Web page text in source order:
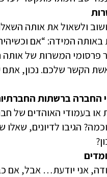
ולשאול את אותה
המידה: “אם
פרסומי המשרות של
הקשר שלכם. נכון,
החברה ברשתות
או בעמודי האוהדים
הגיבו לדיונים,
אני יודעת… אבל, אם